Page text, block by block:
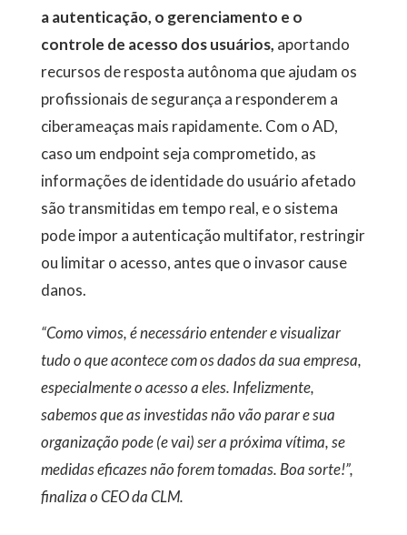
a autenticação, o gerenciamento e o
controle de acesso dos usuários, aportando
recursos de resposta autônoma que ajudam os
profissionais de segurança a responderem a
ciberameaças mais rapidamente. Com o AD,
caso um endpoint seja comprometido, as
informações de identidade do usuário afetado
são transmitidas em tempo real, e o sistema
pode impor a autenticação multifator, restringir
ou limitar o acesso, antes que o invasor cause
danos.
“Como vimos, é necessário entender e visualizar
tudo o que acontece com os dados da sua empresa,
especialmente o acesso a eles. Infelizmente,
sabemos que as investidas não vão parar e sua
organização pode (e vai) ser a próxima vítima, se
medidas eficazes não forem tomadas. Boa sorte!”,
finaliza o CEO da CLM.